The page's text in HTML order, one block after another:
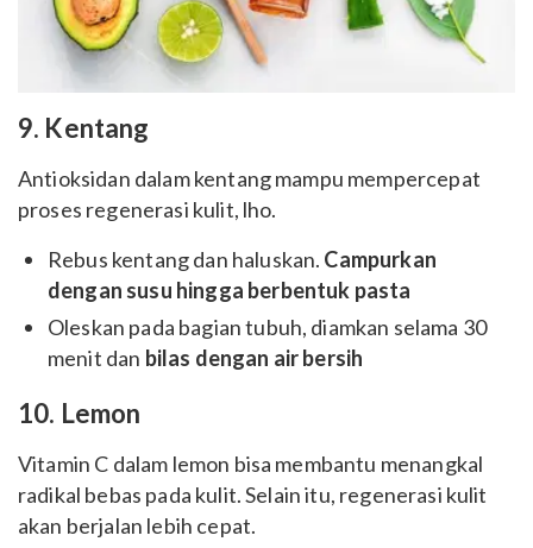
9. Kentang
Antioksidan dalam kentang mampu mempercepat
proses regenerasi kulit, lho.
Rebus kentang dan haluskan. Campurkan
dengan susu hingga berbentuk pasta
Oleskan pada bagian tubuh, diamkan selama 30
menit dan bilas dengan air bersih
10. Lemon
Vitamin C dalam lemon bisa membantu menangkal
radikal bebas pada kulit. Selain itu, regenerasi kulit
akan berjalan lebih cepat.